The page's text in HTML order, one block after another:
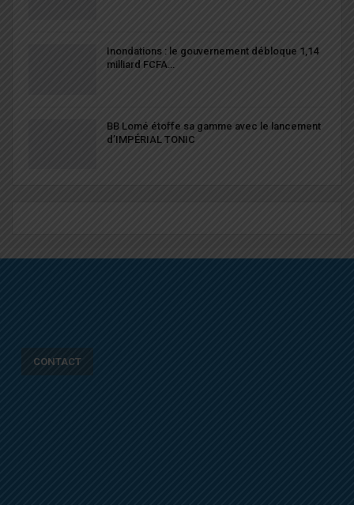
Inondations : le gouvernement débloque 1,14
milliard FCFA…
BB Lomé étoffe sa gamme avec le lancement
d’IMPÉRIAL TONIC
CONTACT